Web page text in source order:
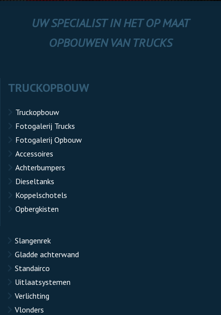
UW SPECIALIST IN HET OP MAAT
OPBOUWEN VAN TRUCKS
TRUCKOPBOUW
Truckopbouw
Fotogalerij Trucks
Fotogalerij Opbouw
Accessoires
Achterbumpers
Dieseltanks
Koppelschotels
Opbergkisten
Slangenrek
Gladde achterwand
Standairco
Uitlaatsystemen
Verlichting
Vlonders